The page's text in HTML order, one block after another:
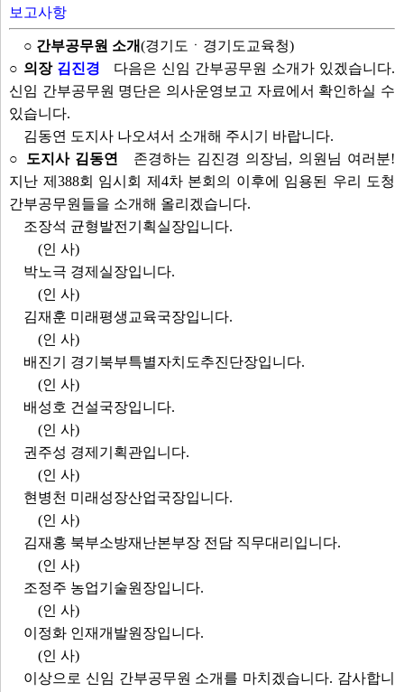
보고사항
○ 간부공무원 소개(경기도ㆍ경기도교육청)
○ 의장 김진경
다음은 신임 간부공무원 소개가 있겠습니다.
신임 간부공무원 명단은 의사운영보고 자료에서 확인하실 수
있습니다.
김동연 도지사 나오셔서 소개해 주시기 바랍니다.
○ 도지사 김동연
존경하는 김진경 의장님, 의원님 여러분!
지난 제388회 임시회 제4차 본회의 이후에 임용된 우리 도청
간부공무원들을 소개해 올리겠습니다.
조장석 균형발전기획실장입니다.
(인 사)
박노극 경제실장입니다.
(인 사)
김재훈 미래평생교육국장입니다.
(인 사)
배진기 경기북부특별자치도추진단장입니다.
(인 사)
배성호 건설국장입니다.
(인 사)
권주성 경제기획관입니다.
(인 사)
현병천 미래성장산업국장입니다.
(인 사)
김재홍 북부소방재난본부장 전담 직무대리입니다.
(인 사)
조정주 농업기술원장입니다.
(인 사)
이정화 인재개발원장입니다.
(인 사)
이상으로 신임 간부공무원 소개를 마치겠습니다. 감사합니